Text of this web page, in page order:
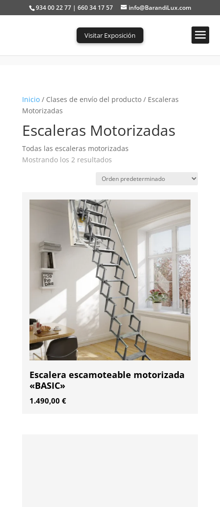
934 00 22 77 | 660 34 17 57 info@BarandiLux.com
Visitar Exposición
Inicio/ Clases de envío del producto / Escaleras
Motorizadas
Escaleras Motorizadas
Todas las escaleras motorizadas
Mostrando los 2 resultados
Escalera escamoteable motorizada
«BASIC»
1.490,00 €